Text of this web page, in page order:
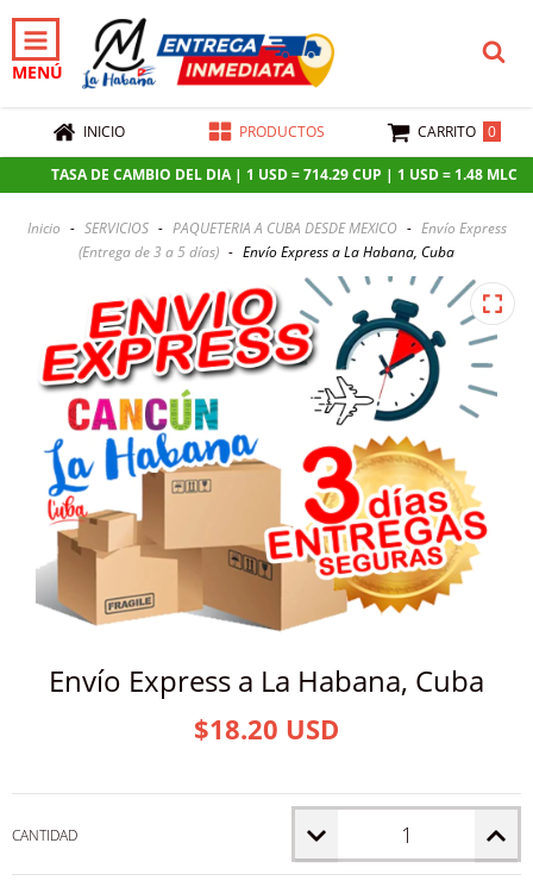
TASA DE CAMBIO DEL DIA | 1 USD = 714.29 CUP | 1 USD = 1.48 MLC
MENÚ
INICIO PRODUCTOS CARRITO 0
Inicio - SERVICIOS - PAQUETERIA A CUBA DESDE MEXICO - Envío Express
(Entrega de 3 a 5 días) - Envío Express a La Habana, Cuba
Envío Express a La Habana, Cuba
$18.20 USD
CANTIDAD